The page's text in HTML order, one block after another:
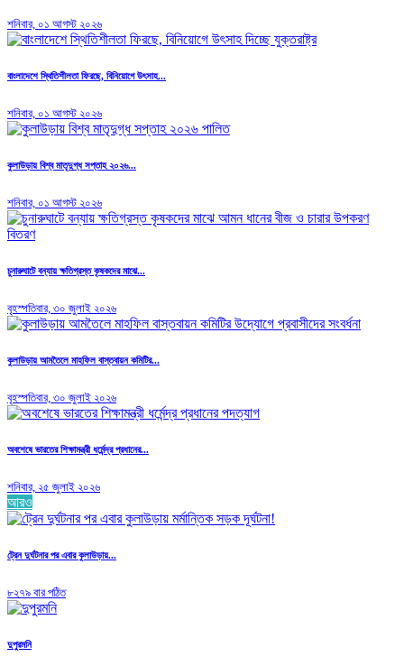
শনিবার, ০১ আগস্ট ২০২৬
বাংলাদেশে স্থিতিশীলতা ফিরছে, বিনিয়োগে উৎসাহ...
শনিবার, ০১ আগস্ট ২০২৬
কুলাউড়ায় বিশ্ব মাতৃদুগ্ধ সপ্তাহ ২০২৬...
শনিবার, ০১ আগস্ট ২০২৬
চুনারুঘাটে বন্যায় ক্ষতিগ্রস্ত কৃষকদের মাঝে...
বৃহস্পতিবার, ৩০ জুলাই ২০২৬
কুলাউড়ায় আমতৈলে মাহফিল বাস্তবায়ন কমিটির...
বৃহস্পতিবার, ৩০ জুলাই ২০২৬
অবশেষে ভারতের শিক্ষামন্ত্রী ধর্মেন্দ্র প্রধানের...
শনিবার, ২৫ জুলাই ২০২৬
আরও
ট্রেন দুর্ঘটনার পর এবার কুলাউড়ায়...
৮২৭৯ বার পঠিত
দুপুরমনি